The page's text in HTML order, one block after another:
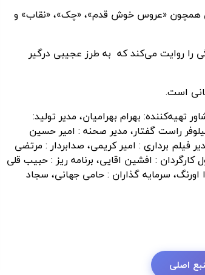
همچون «عروس خوش قدم»، «چک»، «نقاب» و
را روایت می‌کند که به طرز عجیبی درگیر
است.
تهیه‌کننده: بهرام بهرامیان، مدیر تولید:
راست گفتار، مدیر صحنه : امیر حسین
فیلم برداری : امیر کریمی، صدابردار : مرتضی
: افشین اقایی، برنامه ریز : حبیب قلی
سرمایه گذاران : حامی جهانی، سجاد
اصلی